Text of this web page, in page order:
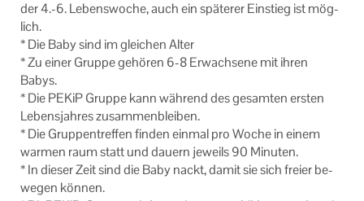
der 4.-6. Le­bens­wo­che, auch ein spä­te­rer Ein­stieg ist mög­
lich.
* Die Baby sind im glei­chen Alter
* Zu einer Grup­pe ge­hö­ren 6-8 Er­wach­se­ne mit ihren
Babys.
* Die PEKiP Grup­pe kann wäh­rend des ge­sam­ten ers­ten
Le­bens­jah­res zu­sam­men­blei­ben.
* Die Grup­pen­tref­fen fin­den ein­mal pro Woche in einem
war­men raum statt und dau­ern je­weils 90 Mi­nu­ten.
* In die­ser Zeit sind die Baby nackt, damit sie sich frei­er be­
we­gen kön­nen.
Impressum